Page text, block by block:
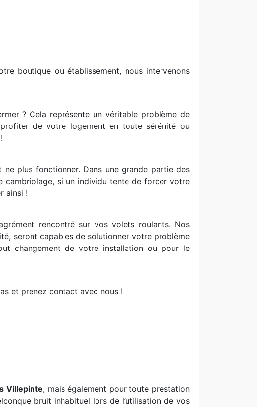
boutique ou établissement, nous intervenons
? Cela représente un véritable problème de
de votre logement en toute sérénité ou
plus fonctionner. Dans une grande partie des
cambriolage, si un individu tente de forcer votre
ainsi !
rencontré sur vos volets roulants. Nos
seront capables de solutionner votre problème
changement de votre installation ou pour le
et prenez contact avec nous !
Villepinte, mais également pour toute prestation
bruit inhabituel lors de l’utilisation de vos